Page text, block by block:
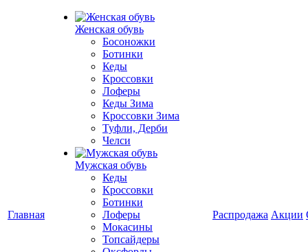
Главная
Женская обувь
Босоножки
Ботинки
Кеды
Кроссовки
Лоферы
Кеды Зима
Кроссовки Зима
Туфли, Дерби
Челси
Мужская обувь
Кеды
Кроссовки
Ботинки
Лоферы
Мокасины
Топсайдеры
Распродажа Акции